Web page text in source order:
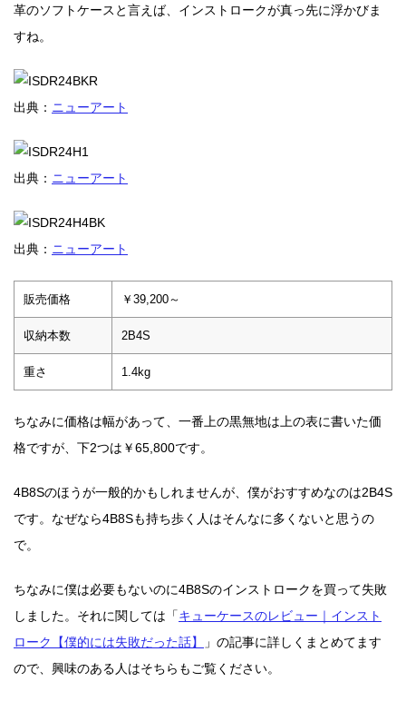
革のソフトケースと言えば、インストロークが真っ先に浮かびま
すね。
出典： ニューアート
出典： ニューアート
出典： ニューアート
販売価格 ￥39,200～
収納本数 2B4S
重さ 1.4kg
ちなみに価格は幅があって、一番上の黒無地は上の表に書いた価
格ですが、下2つは￥65,800です。
4B8Sのほうが一般的かもしれませんが、僕がおすすめなのは2B4S
です。なぜなら4B8Sも持ち歩く人はそんなに多くないと思うの
で。
ちなみに僕は必要もないのに4B8Sのインストロークを買って失敗
しました。それに関しては「 キューケースのレビュー｜インスト
ローク【僕的には失敗だった話】
」の記事に詳しくまとめてます
ので、興味のある人はそちらもご覧ください。